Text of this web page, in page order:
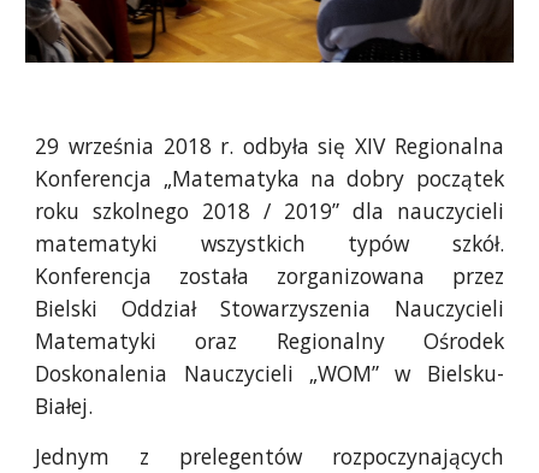
29 września 2018 r. odbyła się XIV Regionalna
Konferencja „Matematyka na dobry początek
roku szkolnego 2018 / 2019” dla nauczycieli
matematyki wszystkich typów szkół.
Konferencja została zorganizowana przez
Bielski Oddział Stowarzyszenia Nauczycieli
Matematyki oraz Regionalny Ośrodek
Doskonalenia Nauczycieli „WOM” w Bielsku-
Białej.
Jednym z prelegentów rozpoczynających